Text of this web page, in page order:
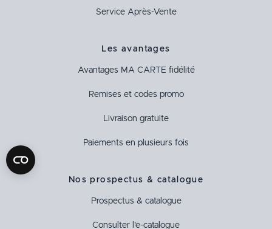
Service Après-Vente
Les avantages
Avantages MA CARTE fidélité
Remises et codes promo
Livraison gratuite
Paiements en plusieurs fois
Nos prospectus & catalogue
Prospectus & catalogue
Consulter l'e-catalogue